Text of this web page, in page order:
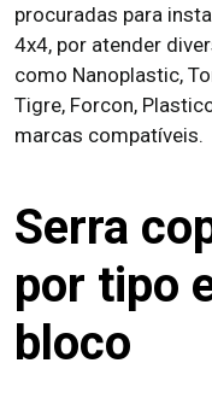
procuradas para
4x4, por atender
como Nanoplastic,
Tigre, Forcon,
marcas compatíveis.
Serra
por tipo
bloco